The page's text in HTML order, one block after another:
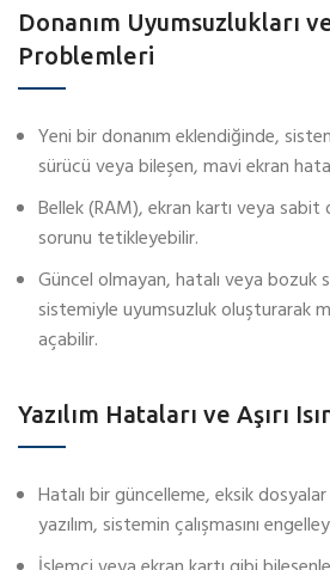
Donanım Uyumsuzlukları
Problemleri
Yeni bir donanım eklendiğinde,
sürücü veya bileşen, mavi ekran
Bellek (RAM), ekran kartı veya sabit
sorunu tetikleyebilir.
Güncel olmayan, hatalı veya bozuk
sistemiyle uyumsuzluk oluşturarak
açabilir.
Yazılım Hataları ve Aşırı
Hatalı bir güncelleme, eksik
yazılım, sistemin çalışmasını